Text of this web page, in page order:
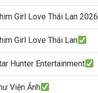
Girl Love Thái Lan 2026
Girl Love Thái Lan
Hunter Entertainment
Viện Ảnh